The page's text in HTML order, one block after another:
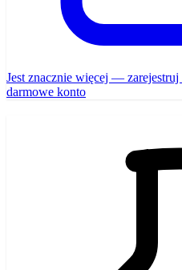
Jest znacznie więcej — zarejestruj
darmowe konto